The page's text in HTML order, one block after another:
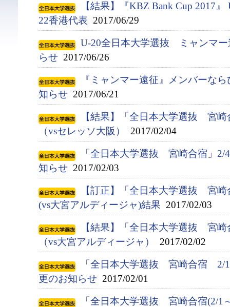
【結果】『KBZ Bank Cup 2017
22香港代表 2017/06/29
U-20全日本大学選抜 ミャンマ
らせ 2017/06/26
『ミャンマー遠征』メンバーな
知らせ 2017/06/21
【結果】「全日本大学選抜 宮
（vsセレッソ大阪）
2017/02/04
「全日本大学選抜 宮崎合宿」
知らせ 2017/02/03
【訂正】「全日本大学選抜 宮
(vs大宮アルディージャ)結果 2017/02/03
【結果】「全日本大学選抜 宮
（vs大宮アルディージャ）
2017/02/02
「全日本大学選抜 宮崎合宿
更のお知らせ 2017/02/01
「全日本大学選抜 宮崎合宿(2/1